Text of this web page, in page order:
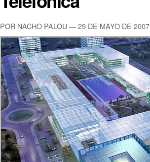
POR NACHO PALOU — 29 DE MAYO DE 2007